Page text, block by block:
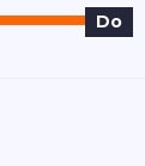
Do